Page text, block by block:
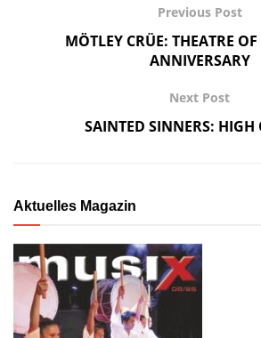
Previous Post
MÖTLEY CRÜE: THEATRE
ANNIVERSARY
Next Post
SAINTED SINNERS: HIGH
Aktuelles Magazin